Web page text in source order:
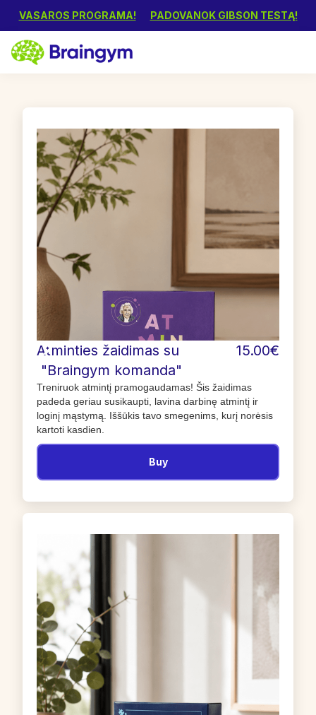
VASAROS PROGRAMA! PADOVANOK GIBSON TESTĄ!
Atminties žaidimas su
"Braingym komanda"
15.00€
Treniruok atmintį pramogaudamas! Šis žaidimas
padeda geriau susikaupti, lavina darbinę atmintį ir
loginį mąstymą. Iššūkis tavo smegenims, kurį norėsis
kartoti kasdien.
Buy